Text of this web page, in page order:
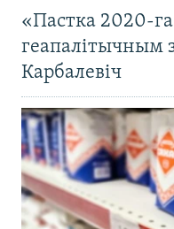
«Пастка 2020-
геапалітычным
Карбалевіч